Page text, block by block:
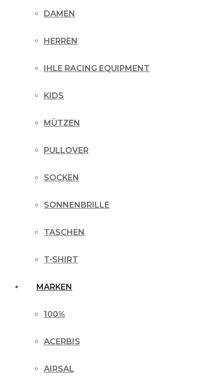
DAMEN
HERREN
IHLE RACING EQUIPMENT
KIDS
MÜTZEN
PULLOVER
SOCKEN
SONNENBRILLE
TASCHEN
T-SHIRT
MARKEN
100%
ACERBIS
AIRSAL